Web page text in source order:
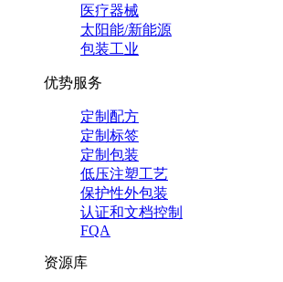
医疗器械
太阳能/新能源
包装工业
优势服务
定制配方
定制标签
定制包装
低压注塑工艺
保护性外包装
认证和文档控制
FQA
资源库